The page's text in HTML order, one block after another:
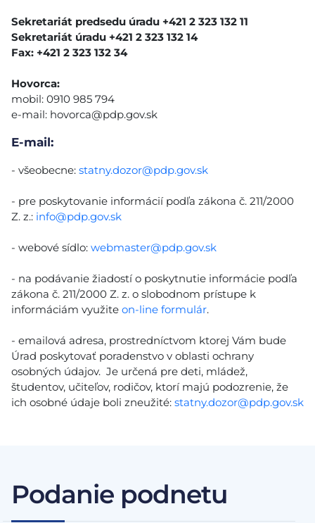
Sekretariát predsedu úradu +421 2 323 132 11
Sekretariát úradu +421 2 323 132 14
Fax: +421 2 323 132 34
Hovorca:
mobil: 0910 985 794
e-mail: hovorca@pdp.gov.sk
E-mail:
- všeobecne: statny.dozor@pdp.gov.sk
- pre poskytovanie informácií podľa zákona č. 211/2000
Z. z.: info@pdp.gov.sk
- webové sídlo: webmaster@pdp.gov.sk
- na podávanie žiadostí o poskytnutie informácie podľa
zákona č. 211/2000 Z. z. o slobodnom prístupe k
informáciám využite on-line formulár.
- emailová adresa, prostredníctvom ktorej Vám bude
Úrad poskytovať poradenstvo v oblasti ochrany
osobných údajov. Je určená pre deti, mládež,
študentov, učiteľov, rodičov, ktorí majú podozrenie, že
ich osobné údaje boli zneužité: statny.dozor@pdp.gov.sk
Podanie podnetu